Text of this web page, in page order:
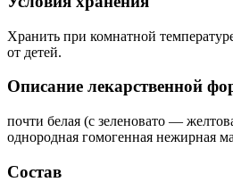
Хранить при комнатной
от детей.
Описание лекарственной
почти белая (с зеленовато —
однородная гомогенная нежирная
Состав